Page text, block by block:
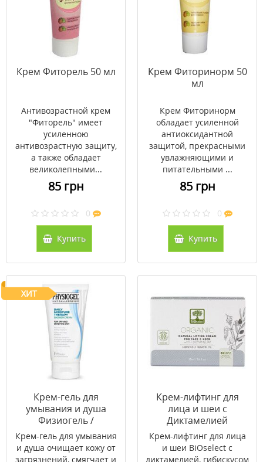
Крем Фиторель 50 мл
Антивозрастной крем
"Фиторель" имеет
усиленною
антивозрастную защиту,
а также обладает
великолепными...
85 грн
0
Купить
Крем Фиторинорм 50
мл
Крем Фиторинорм
обладает усиленной
антиоксидантной
защитой, прекрасными
увлажняющими и
питательными ...
85 грн
0
Купить
ХИТ
Крем-гель для
умывания и душа
Физиогель /
Physiogel® 150 мл
Крем-гель для умывания
и душа очищает кожу от
загрязнений, смягчает и
Крем-лифтинг для
лица и шеи с
Диктамелией
BiOselect 50мл
Крем-лифтинг для лица
и шеи BiOselect с
диктамелией, гибискусом